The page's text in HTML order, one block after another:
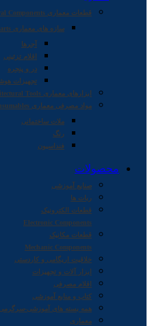
قطعات معماری Architectural Components
سازه های معماری Architectural Parts
آجرها
اقلام تزئینی
در و پنجره
تجهیزات
ابزارهای معماری Architectural Tools
مواد مصرفی معماری Architectural Consumables
ملات ساختمانی
رنگ
فنداسیون
محصولات
صنایع آموزشی
ربات ها
قطعات الکترونیک
Electronic Components
قطعات مکانیک
Mechanic Components
خلاقیت اریگامی و کاردستی
ابزار آلات و تجهیزات
اقلام مصرفی
کتاب و منابع آموزشی
همه بسته های آموزشی-سرگرمی
معماری